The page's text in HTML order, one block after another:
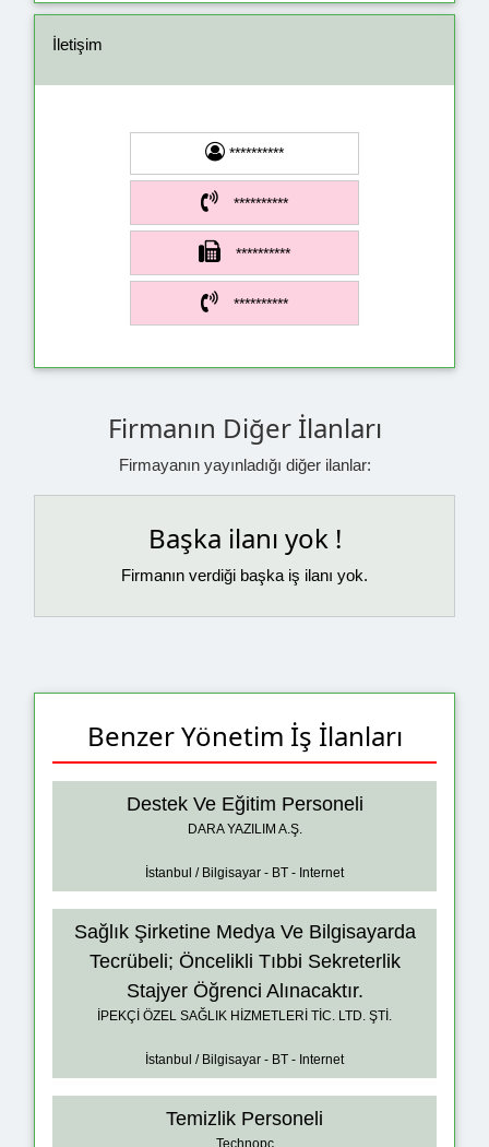
İletişim
**********
**********
**********
**********
Firmanın Diğer İlanları
Firmayanın yayınladığı diğer ilanlar:
Başka ilanı yok !
Firmanın verdiği başka iş ilanı yok.
Benzer Yönetim İş İlanları
Destek Ve Eğitim Personeli
DARA YAZILIM A.Ş.
İstanbul / Bilgisayar - BT - Internet
Sağlık Şirketine Medya Ve Bilgisayarda
Tecrübeli; Öncelikli Tıbbi Sekreterlik
Stajyer Öğrenci Alınacaktır.
İPEKÇİ ÖZEL SAĞLIK HİZMETLERİ TİC. LTD. ŞTİ.
İstanbul / Bilgisayar - BT - Internet
Temizlik Personeli